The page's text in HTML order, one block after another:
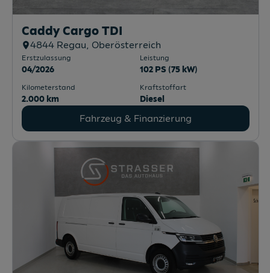
Caddy Cargo TDI
4844 Regau , Oberösterreich
Erstzulassung
04/2026
Leistung
102 PS (75 kW)
Kilometerstand
2.000 km
Kraftstoffart
Diesel
Fahrzeug & Finanzierung